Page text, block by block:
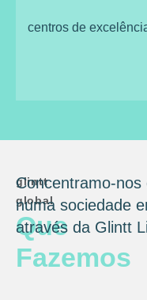
centros de
glintt
global
Que
Fazemos
Concentramo-
numa sociedade
através da Glintt